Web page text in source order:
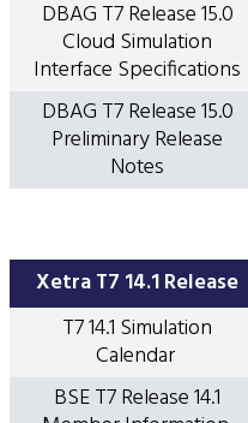
ESG Útmutató
DBAG T7 Release 15.0
Cloud Simulation
Interface Specifications
DBAG T7 Release 15.0
Preliminary Release
Notes
Xetra T7 14.1 Release
T7 14.1 Simulation
Calendar
BSE T7 Release 14.1